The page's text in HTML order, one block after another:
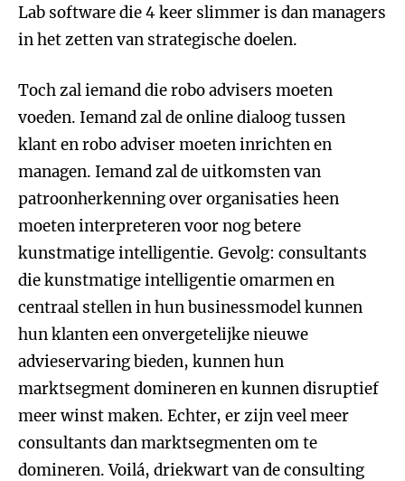
Lab software die 4 keer slimmer is dan managers
in het zetten van strategische doelen.
Toch zal iemand die robo advisers moeten
voeden. Iemand zal de online dialoog tussen
klant en robo adviser moeten inrichten en
managen. Iemand zal de uitkomsten van
patroonherkenning over organisaties heen
moeten interpreteren voor nog betere
kunstmatige intelligentie. Gevolg: consultants
die kunstmatige intelligentie omarmen en
centraal stellen in hun businessmodel kunnen
hun klanten een onvergetelijke nieuwe
advieservaring bieden, kunnen hun
marktsegment domineren en kunnen disruptief
meer winst maken. Echter, er zijn veel meer
consultants dan marktsegmenten om te
domineren. Voilá, driekwart van de consulting